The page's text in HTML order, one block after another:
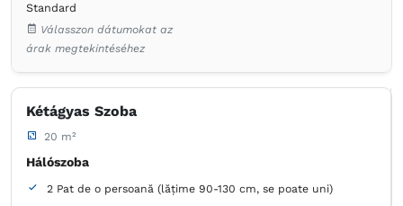
Standard
Válasszon dátumokat az
árak megtekintéséhez
Kétágyas Szoba
20 m²
Hálószoba
2 Pat de o persoană (lățime 90-130 cm, se poate uni)